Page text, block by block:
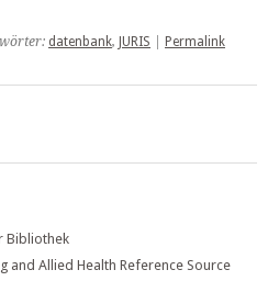
datenbank, JURIS Permalink
Bibliothek
and Allied Health Reference Source